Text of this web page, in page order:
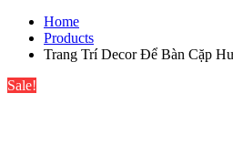
Home
Products
Trang Trí Decor Để Bàn Cặp
Sale!